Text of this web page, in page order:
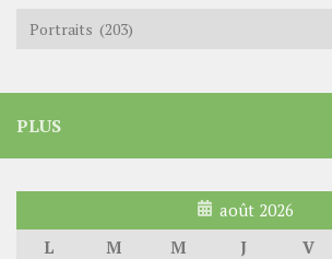
Catégories
PLUS
août 2026
L
M M J V